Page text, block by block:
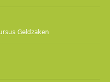
Geldzaken